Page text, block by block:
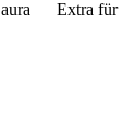
Extra für